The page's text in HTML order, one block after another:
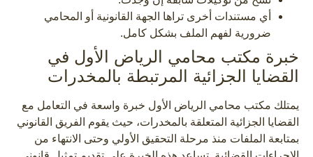
أي مستندات أخرى تراها الجهة القانونية أو المحامي
ضرورية لفهم الملف بشكل كامل.
خبرة مكتب محامي الرياض الأول في
القضايا الجزائية المرتبطة بالمخدرات
يمتلك مكتب محامي الرياض الأول خبرة واسعة في التعامل مع
القضايا الجزائية المتعلقة بالمخدرات، حيث يقوم الفريق القانوني
بمتابعة الملفات منذ مرحلة التحقيق الأولي وحتى الانتهاء من